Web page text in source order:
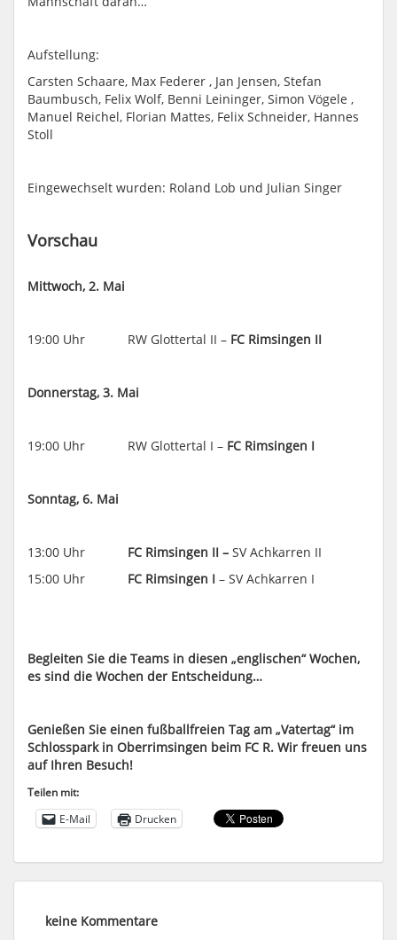
Aufstellung:
Carsten Schaare, Max Federer , Jan Jensen, Stefan
Baumbusch, Felix Wolf, Benni Leininger, Simon Vögele ,
Manuel Reichel, Florian Mattes, Felix Schneider, Hannes
Stoll
Eingewechselt wurden: Roland Lob und Julian Singer
Vorschau
Mittwoch, 2. Mai
19:00 Uhr RW Glottertal II – FC Rimsingen II
Donnerstag, 3. Mai
19:00 Uhr RW Glottertal I – FC Rimsingen I
Sonntag, 6. Mai
13:00 Uhr FC Rimsingen II – SV Achkarren II
15:00 Uhr FC Rimsingen I – SV Achkarren I
Begleiten Sie die Teams in diesen „englischen“ Wochen,
es sind die Wochen der Entscheidung…
Genießen Sie einen fußballfreien Tag am „Vatertag“ im
Schlosspark in Oberrimsingen beim FC R. Wir freuen uns
auf Ihren Besuch!
Teilen mit:
E-Mail
Drucken
keine Kommentare